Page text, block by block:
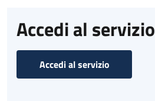
Accedi al servizio
Accedi al servizio